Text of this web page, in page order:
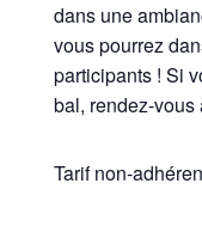
dans une
vous pourrez
participants ! Si
bal, rendez-vous
Tarif non-